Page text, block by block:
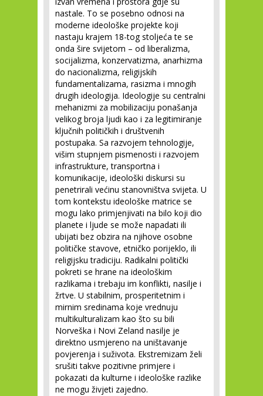
nastale. To se posebno odnosi na
moderne ideološke projekte koji
nastaju krajem 18-tog stoljeća te se
onda šire svijetom – od liberalizma,
socijalizma, konzervatizma, anarhizma
do nacionalizma, religijskih
fundamentalizama, rasizma i mnogih
drugih ideologija. Ideologije su centralni
mehanizmi za mobilizaciju ponašanja
velikog broja ljudi kao i za legitimiranje
ključnih političkih i društvenih
postupaka. Sa razvojem tehnologije,
višim stupnjem pismenosti i razvojem
infrastrukture, transportna i
komunikacije, ideološki diskursi su
penetrirali većinu stanovništva svijeta. U
tom kontekstu ideološke matrice se
mogu lako primjenjivati na bilo koji dio
planete i ljude se može napadati ili
ubijati bez obzira na njihove osobne
političke stavove, etničko porijeklo, ili
religijsku tradiciju. Radikalni politički
pokreti se hrane na ideološkim
razlikama i trebaju im konflikti, nasilje i
žrtve. U stabilnim, prosperitetnim i
mirnim sredinama koje vrednuju
multikulturalizam kao što su bili
Norveška i Novi Zeland nasilje je
direktno usmjereno na uništavanje
povjerenja i suživota. Ekstremizam želi
srušiti takve pozitivne primjere i
pokazati da kulturne i ideološke razlike
ne mogu živjeti zajedno.